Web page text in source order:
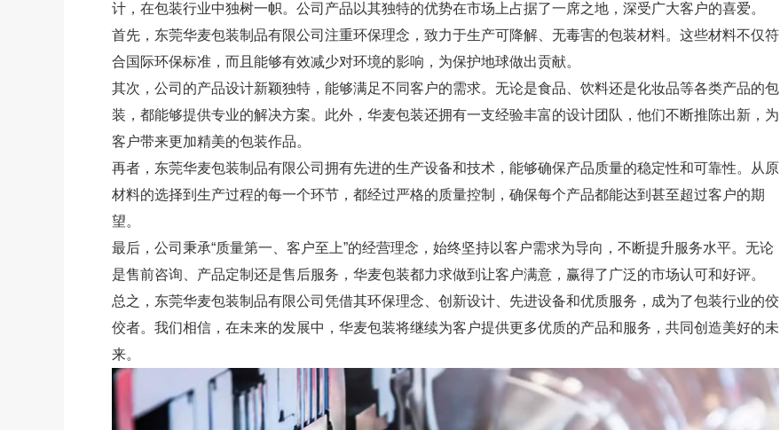
计，在包装行业中独树一帜。公司产品以其独特的优势在市场上占据了一席之地，深受广大客户的喜爱。
首先，东莞华麦包装制品有限公司注重环保理念，致力于生产可降解、无毒害的包装材料。这些材料不仅符
合国际环保标准，而且能够有效减少对环境的影响，为保护地球做出贡献。
其次，公司的产品设计新颖独特，能够满足不同客户的需求。无论是食品、饮料还是化妆品等各类产品的包
装，都能够提供专业的解决方案。此外，华麦包装还拥有一支经验丰富的设计团队，他们不断推陈出新，为
客户带来更加精美的包装作品。
再者，东莞华麦包装制品有限公司拥有先进的生产设备和技术，能够确保产品质量的稳定性和可靠性。从原
材料的选择到生产过程的每一个环节，都经过严格的质量控制，确保每个产品都能达到甚至超过客户的期
望。
最后，公司秉承“质量第一、客户至上”的经营理念，始终坚持以客户需求为导向，不断提升服务水平。无论
是售前咨询、产品定制还是售后服务，华麦包装都力求做到让客户满意，赢得了广泛的市场认可和好评。
总之，东莞华麦包装制品有限公司凭借其环保理念、创新设计、先进设备和优质服务，成为了包装行业的佼
佼者。我们相信，在未来的发展中，华麦包装将继续为客户提供更多优质的产品和服务，共同创造美好的未
来。